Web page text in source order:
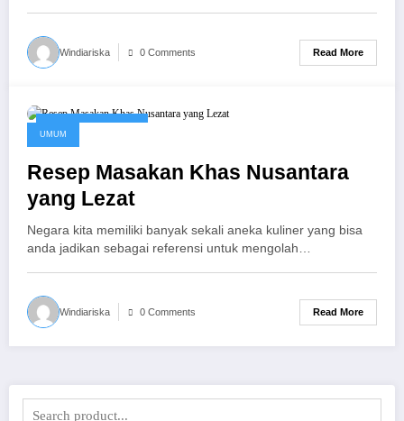
Windiariska 0 Comments Read More
UMUM
Resep Masakan Khas Nusantara
yang Lezat
Negara kita memiliki banyak sekali aneka kuliner yang bisa
anda jadikan sebagai referensi untuk mengolah…
Windiariska 0 Comments Read More